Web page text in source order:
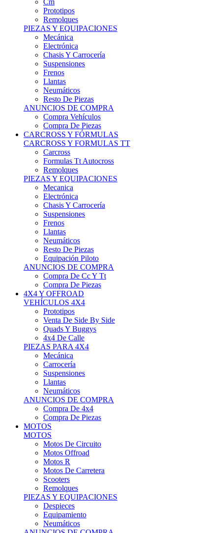
Remolques
PIEZAS Y EQUIPACIONES
Mecánica
Electrónica
Chasis Y Carrocería
Suspensiones
Frenos
Llantas
Neumáticos
Resto De Piezas
ANUNCIOS DE COMPRA
Compra Vehículos
Compra De Piezas
CARCROSS Y FÓRMULAS
CARCROSS Y FORMULAS TT
Carcross
Formulas Tt Autocross
Remolques
PIEZAS Y EQUIPACIONES
Mecanica
Electrónica
Chasis Y Carrocería
Suspensiones
Frenos
Llantas
Neumáticos
Resto De Piezas
Equipación Piloto
ANUNCIOS DE COMPRA
Compra De Cc Y Tt
Compra De Piezas
4X4 Y OFFROAD
VEHÍCULOS 4X4
Prototipos
Venta De Side By Side
Quads Y Buggys
4x4 De Calle
PIEZAS PARA 4X4
Mecánica
Carrocería
Suspensiones
Llantas
Neumáticos
ANUNCIOS DE COMPRA
Compra De 4x4
Compra De Piezas
MOTOS
MOTOS
Motos De Circuito
Motos Offroad
Motos R
Motos De Carretera
Scooters
Remolques
PIEZAS Y EQUIPACIONES
Despieces
Equipamiento
Neumáticos
ANUNCIOS DE COMPRA
Compra Motos